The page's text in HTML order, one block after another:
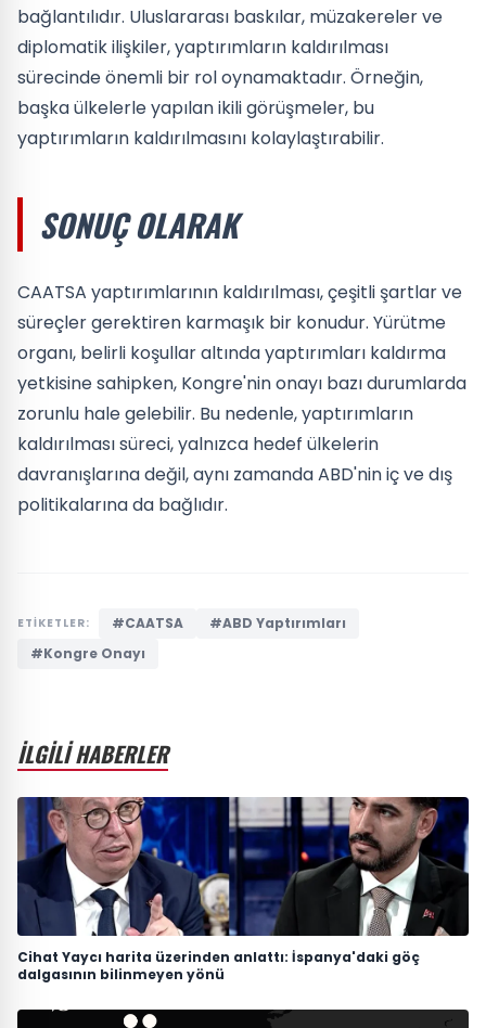
bağlantılıdır. Uluslararası baskılar, müzakereler ve
diplomatik ilişkiler, yaptırımların kaldırılması
sürecinde önemli bir rol oynamaktadır. Örneğin,
başka ülkelerle yapılan ikili görüşmeler, bu
yaptırımların kaldırılmasını kolaylaştırabilir.
SONUÇ OLARAK
CAATSA yaptırımlarının kaldırılması, çeşitli şartlar ve
süreçler gerektiren karmaşık bir konudur. Yürütme
organı, belirli koşullar altında yaptırımları kaldırma
yetkisine sahipken, Kongre'nin onayı bazı durumlarda
zorunlu hale gelebilir. Bu nedenle, yaptırımların
kaldırılması süreci, yalnızca hedef ülkelerin
davranışlarına değil, aynı zamanda ABD'nin iç ve dış
politikalarına da bağlıdır.
ETİKETLER: #CAATSA
#ABD Yaptırımları
#Kongre Onayı
İLGİLİ HABERLER
Cihat Yaycı harita üzerinden anlattı: İspanya'daki göç
dalgasının bilinmeyen yönü